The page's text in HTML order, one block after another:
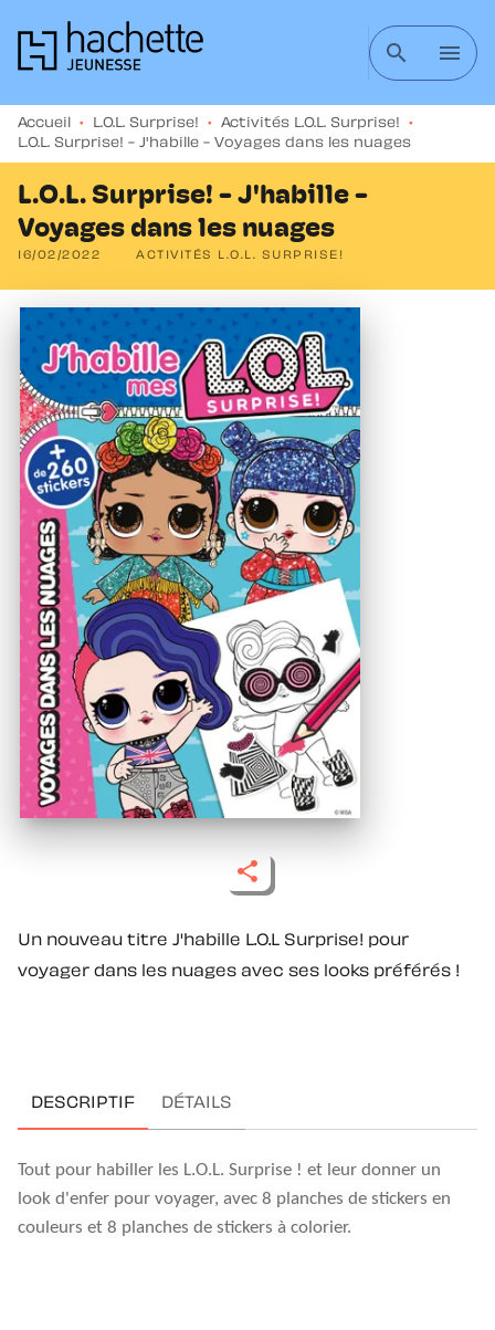
MENU RECHERCHE CONTENU
search menu
Accueil • L.O.L. Surprise! • Activités L.O.L. Surprise!
•
L.O.L. Surprise! - J'habille - Voyages dans les nuages
L.O.L. Surprise! - J'habille -
Voyages dans les nuages
16/02/2022 ACTIVITÉS L.O.L. SURPRISE!
Un nouveau titre J'habille L.O.L Surprise! pour
voyager dans les nuages avec ses looks préférés !
DESCRIPTIF DÉTAILS
Tout pour habiller les L.O.L. Surprise ! et leur donner un
look d'enfer pour voyager, avec 8 planches de stickers en
couleurs et 8 planches de stickers à colorier.